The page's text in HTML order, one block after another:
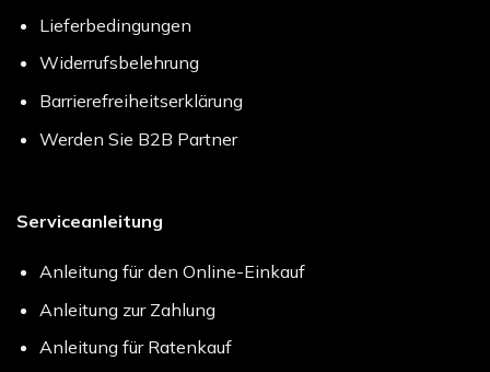
Lieferbedingungen
Widerrufsbelehrung
Barrierefreiheitserklärung
Werden Sie B2B Partner
Serviceanleitung
Anleitung für den Online-Einkauf
Anleitung zur Zahlung
Anleitung für Ratenkauf